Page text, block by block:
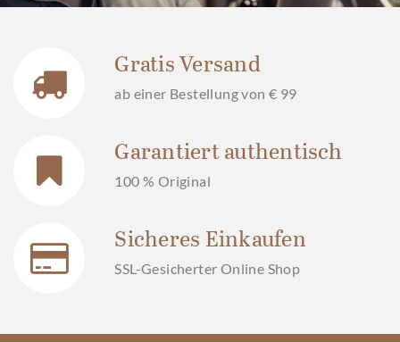
Gratis Versand
ab einer Bestellung von € 99
Garantiert authentisch
100 % Original
Sicheres Einkaufen
SSL-Gesicherter Online Shop